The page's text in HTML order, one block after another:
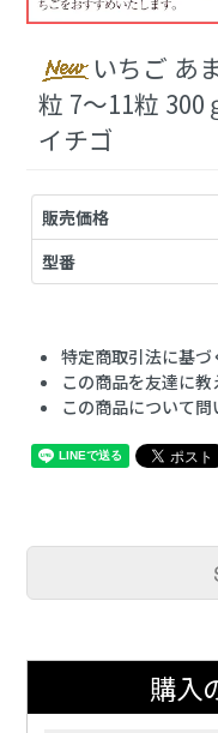
いちご あ
粒 7～11粒
イチゴ
販売価格
型番
特定商取引法に基づ
この商品を友達に教
この商品について問
購入